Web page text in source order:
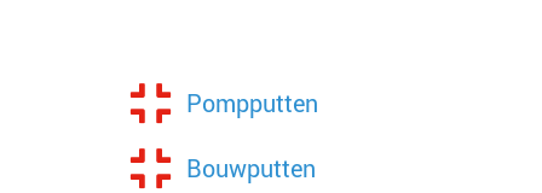
Pompputten
Bouwputten